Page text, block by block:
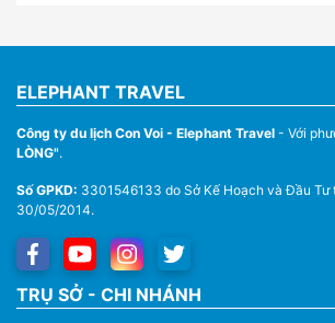
Thuê Xe Du Lịch Tại Huế – Từ 4
ELEPHANT TRAVEL
Công ty du lịch Con Voi - Elephant Travel - Với
LÒNG".
Số GPKD: 3301546133 do Sở Kế Hoạch và Đầu Tư
30/05/2014.
TRỤ SỞ - CHI NHÁNH